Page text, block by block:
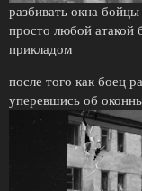
разбивать окна
просто любой атакой
прикладом
после того как боец
уперевшись об